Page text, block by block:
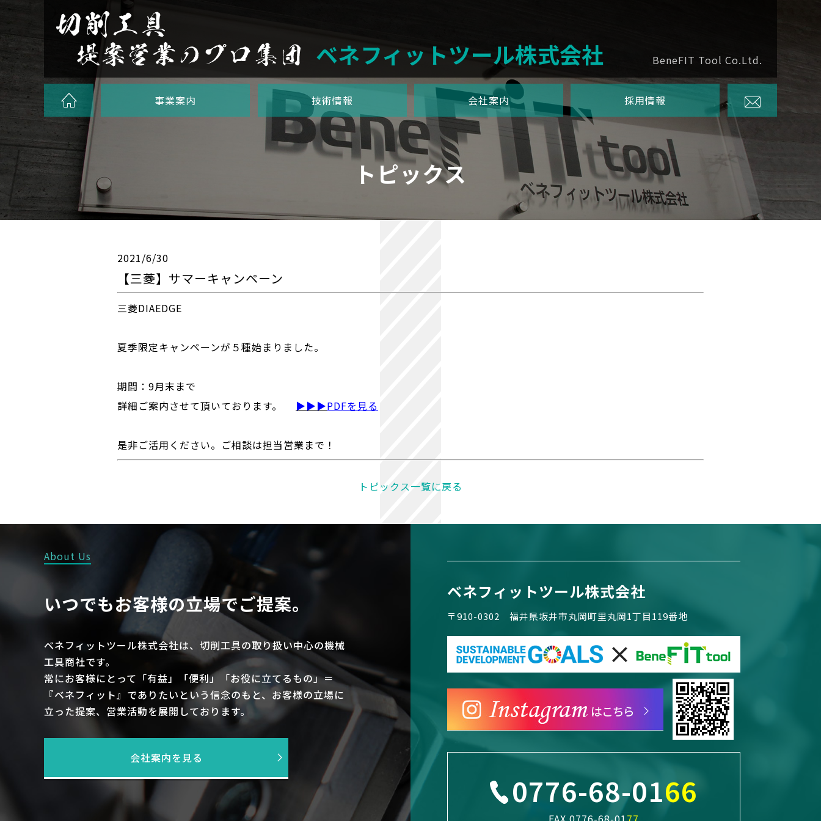
ベネフィットツール株式会社 BeneFIT Tool Co.Ltd.
事業案内 技術情報 会社案内 採用情報
トピックス
2021/6/30
【三菱】サマーキャンペーン
三菱DIAEDGE
夏季限定キャンペーンが５種始まりました。
期間：9月末まで
詳細ご案内させて頂いております。 ▶▶▶PDFを見る
是非ご活用ください。ご相談は担当営業まで！
トピックス一覧に戻る
About Us
いつでもお客様の立場でご提案。
ベネフィットツール株式会社は、切削工具の取り扱い中心の機械
工具商社です。
常にお客様にとって「有益」「便利」「お役に立てるもの」＝
『ベネフィット』でありたいという信念のもと、お客様の立場に
立った提案、営業活動を展開しております。
会社案内を見る
ベネフィットツール株式会社
〒910-0302 福井県坂井市丸岡町里丸岡1丁目119番地
0776-68-0166